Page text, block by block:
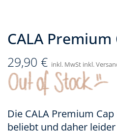
CALA Premium
29,90 € inkl. MwSt inkl.
Die CALA Premium Cap
beliebt und daher